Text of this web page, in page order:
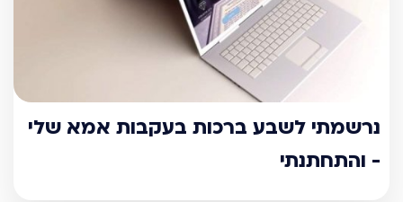
נרשמתי לשבע ברכות בעקבות אמא שלי
- והתחתנתי